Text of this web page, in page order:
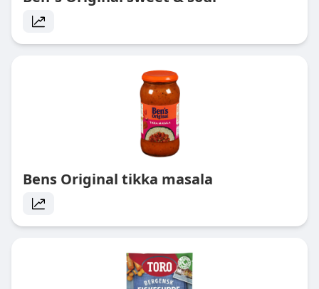
Bens Original tikka masala